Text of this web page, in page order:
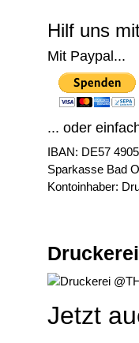
Hilf uns
Mit Paypal...
... oder
IBAN: DE57
Sparkasse Bad
Kontoinhaber:
Jetzt